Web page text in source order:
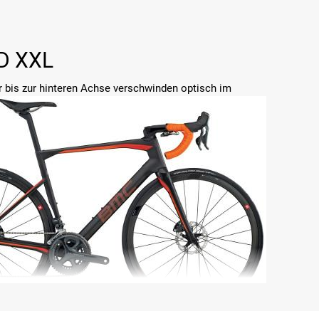
XXL
bis zur hinteren Achse verschwinden optisch im